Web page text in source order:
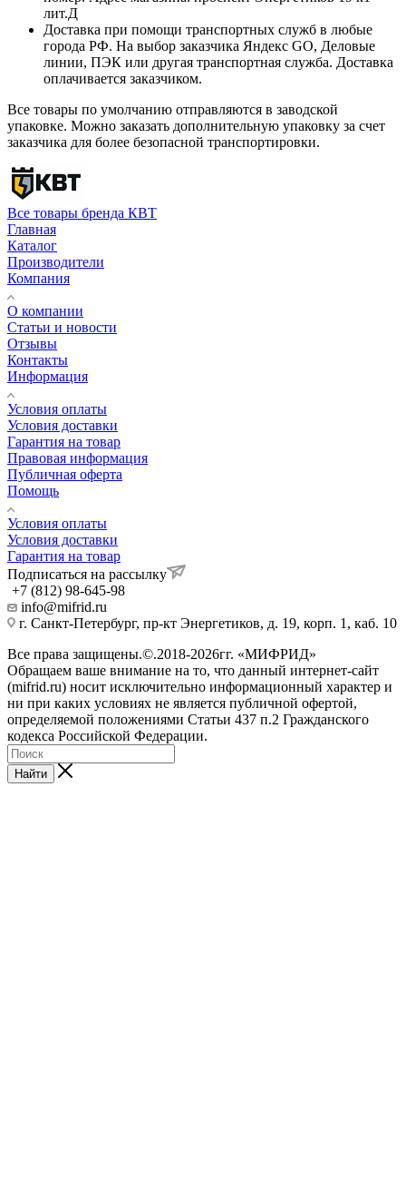
лит.Д
Доставка при помощи транспортных служб в любые
города РФ. На выбор заказчика Яндекс GO, Деловые
линии, ПЭК или другая транспортная служба. Доставка
оплачивается заказчиком.
Все товары по умолчанию отправляются в заводской
упаковке. Можно заказать дополнительную упаковку за счет
заказчика для более безопасной транспортировки.
Все товары бренда КВТ
Главная
Каталог
Производители
Компания
О компании
Статьи и новости
Отзывы
Контакты
Информация
Условия оплаты
Условия доставки
Гарантия на товар
Правовая информация
Публичная оферта
Помощь
Условия оплаты
Условия доставки
Гарантия на товар
Подписаться на рассылку
+7 (812) 98-645-98
info@mifrid.ru
г. Санкт-Петербург, пр-кт Энергетиков, д. 19, корп. 1, каб. 10
Все права защищены.©.2018-2026гг. «МИФРИД»
Обращаем ваше внимание на то, что данный интернет-сайт
(mifrid.ru) носит исключительно информационный характер и
ни при каких условиях не является публичной офертой,
определяемой положениями Статьи 437 п.2 Гражданского
кодекса Российской Федерации.
Найти